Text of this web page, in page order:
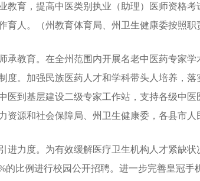
教育，提高中医类别执业（助理）医师资格
育人。（州教育体育局、州卫生健康委按照职
承教育。在全州范围内开展名老中医药专家
度。加强民族医药人才和学科带头人培养，
医到基层建设二级专家工作站，支持各级中
资源和社会保障局、州卫生健康委，各县市人
进力度。为有效缓解医疗卫生机构人才紧缺
的比例进行校园公开招聘。进一步完善皇冠